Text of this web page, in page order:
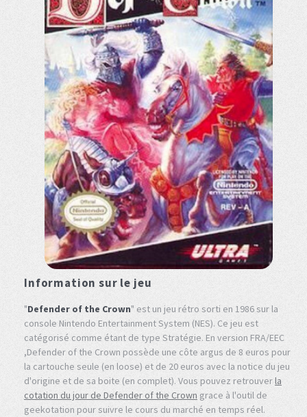
Information sur le jeu
"Defender of the Crown" est un jeu rétro sorti en 1986 sur la
console Nintendo Entertainment System (NES). Ce jeu est
catégorisé comme étant de type Stratégie. En version FRA/EEC
,Defender of the Crown possède une côte argus de 8 euros pour
la cartouche seule (en loose) et de 20 euros avec la notice du jeu
d'origine et de sa boite (en complet). Vous pouvez retrouverla
cotation du jour de Defender of the Crown grace à l'outil de
geekotation pour suivre le cours du marché en temps réel.